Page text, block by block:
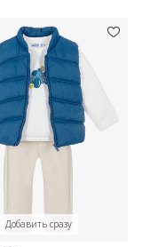
Добавить сразу